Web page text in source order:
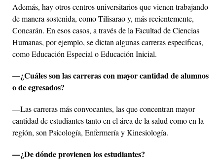
Además, hay otros centros universitarios que vienen trabajando
de manera sostenida, como Tilisarao y, más recientemente,
Concarán. En esos casos, a través de la Facultad de Ciencias
Humanas, por ejemplo, se dictan algunas carreras específicas,
como Educación Especial o Educación Inicial.
—¿Cuáles son las carreras con mayor cantidad de alumnos
o de egresados?
—Las carreras más convocantes, las que concentran mayor
cantidad de estudiantes tanto en el área de la salud como en la
región, son Psicología, Enfermería y Kinesiología.
—¿De dónde provienen los estudiantes?